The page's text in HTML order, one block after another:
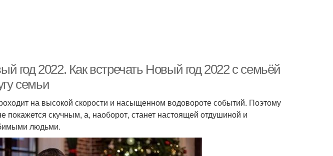
год 2022. Как встречать Новый год 2022 с семьёй
семьи
на высокой скорости и насыщенном водовороте событий. Поэтому
скучным, а, наоборот, станет настоящей отдушиной и
людьми.